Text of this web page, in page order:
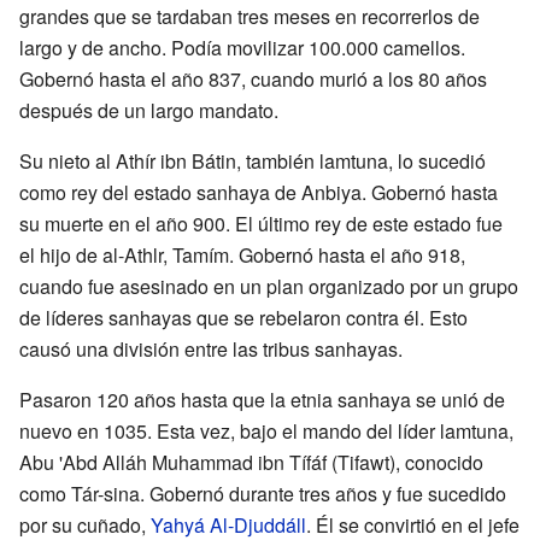
grandes que se tardaban tres meses en recorrerlos de
largo y de ancho. Podía movilizar 100.000 camellos.
Gobernó hasta el año 837, cuando murió a los 80 años
después de un largo mandato.
Su nieto al Athír ibn Bátin, también lamtuna, lo sucedió
como rey del estado sanhaya de Anbiya. Gobernó hasta
su muerte en el año 900. El último rey de este estado fue
el hijo de al-Athlr, Tamím. Gobernó hasta el año 918,
cuando fue asesinado en un plan organizado por un grupo
de líderes sanhayas que se rebelaron contra él. Esto
causó una división entre las tribus sanhayas.
Pasaron 120 años hasta que la etnia sanhaya se unió de
nuevo en 1035. Esta vez, bajo el mando del líder lamtuna,
Abu 'Abd Alláh Muhammad ibn Tífáf (Tifawt), conocido
como Tár-sina. Gobernó durante tres años y fue sucedido
por su cuñado, Yahyá Al-Djuddáll. Él se convirtió en el jefe